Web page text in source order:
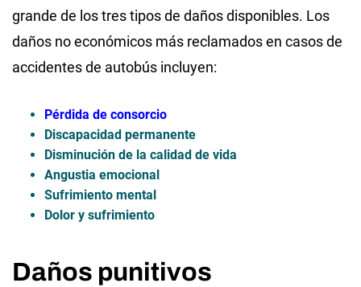
grande de los tres tipos de daños disponibles. Los
daños no económicos más reclamados en casos de
accidentes de autobús incluyen:
Pérdida de consorcio
Discapacidad permanente
Disminución de la calidad de vida
Angustia emocional
Sufrimiento mental
Dolor y sufrimiento
Daños punitivos